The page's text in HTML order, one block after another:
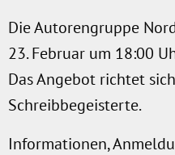
Die Autorengruppe
23. Februar um 18:00
Das Angebot richtet
Schreibbegeisterte.
Informationen,